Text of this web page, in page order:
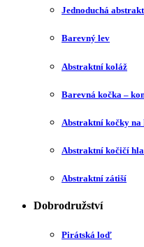
Jednoduchá
Barevný lev
Abstraktní koláž
Barevná kočka –
Abstraktní kočky
Abstraktní kočičí
Abstraktní zátiší
Dobrodružství
Pirátská loď